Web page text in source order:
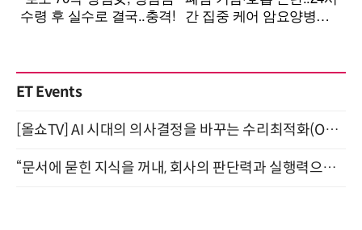
ET Events
[올쇼TV] AI 시대의 의사결정을 바꾸는 수리최적화(Optimization) 소개 (8/20 생방송)
“문서에 묻힌 지식을 꺼내, 회사의 판단력과 실행력으로 바꾸다” (8/20)